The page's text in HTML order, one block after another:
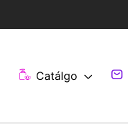
Catálgo